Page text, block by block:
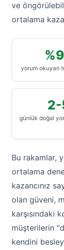
ve
ortalama
yorum okuyan
2-
günlük doğal
Bu rakamlar,
ortalama
kazancınız
olan güveni,
karşısındaki
müşterilerin
kendini